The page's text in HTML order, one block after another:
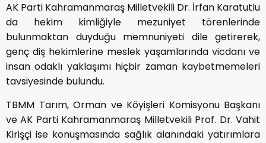
AK Parti Kahramanmaraş Milletvekili Dr. İrfan Karatutlu
da hekim kimliğiyle mezuniyet törenlerinde
bulunmaktan duyduğu memnuniyeti dile getirerek,
genç diş hekimlerine meslek yaşamlarında vicdanı ve
insan odaklı yaklaşımı hiçbir zaman kaybetmemeleri
tavsiyesinde bulundu.
TBMM Tarım, Orman ve Köyişleri Komisyonu Başkanı
ve AK Parti Kahramanmaraş Milletvekili Prof. Dr. Vahit
Kirişçi ise konuşmasında sağlık alanındaki yatırımlara